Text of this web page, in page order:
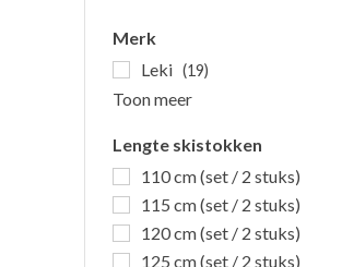
Merk
Leki (19)
Toon meer
Lengte skistokken
110 cm (set / 2 stuks)
115 cm (set / 2 stuks)
120 cm (set / 2 stuks)
125 cm (set / 2 stuks)